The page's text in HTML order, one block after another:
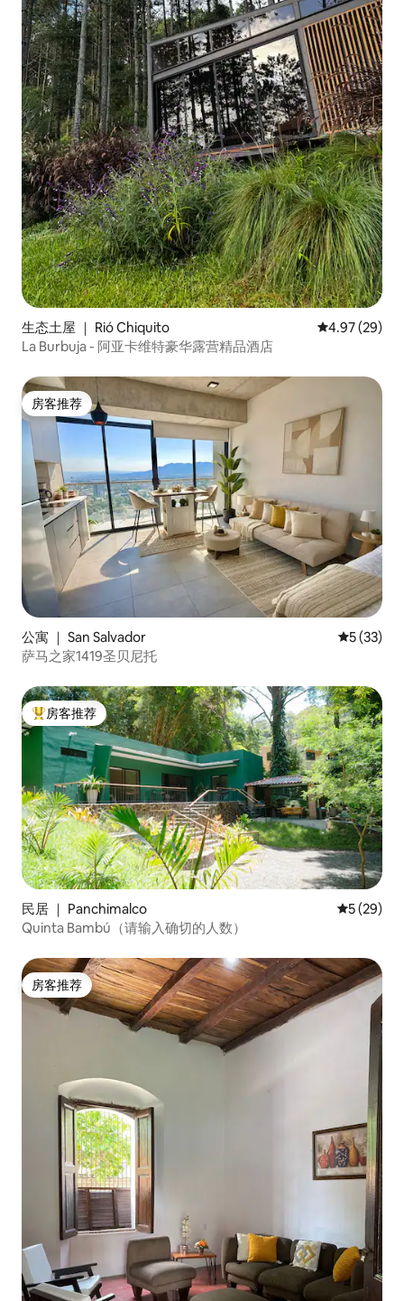
生态土屋 ｜ Rió Chiquito 平均评分
4.97 (29)
La Burbuja - 阿亚卡维特豪华露营精品酒店
房客推荐
房客推荐
公寓 ｜ San Salvador 平均评分
5 (33)
萨马之家1419圣贝尼托
热门「房客推荐」
房客推荐
民居 ｜ Panchimalco 平均评分
5 (29)
Quinta Bambú（请输入确切的人数）
房客推荐
房客推荐